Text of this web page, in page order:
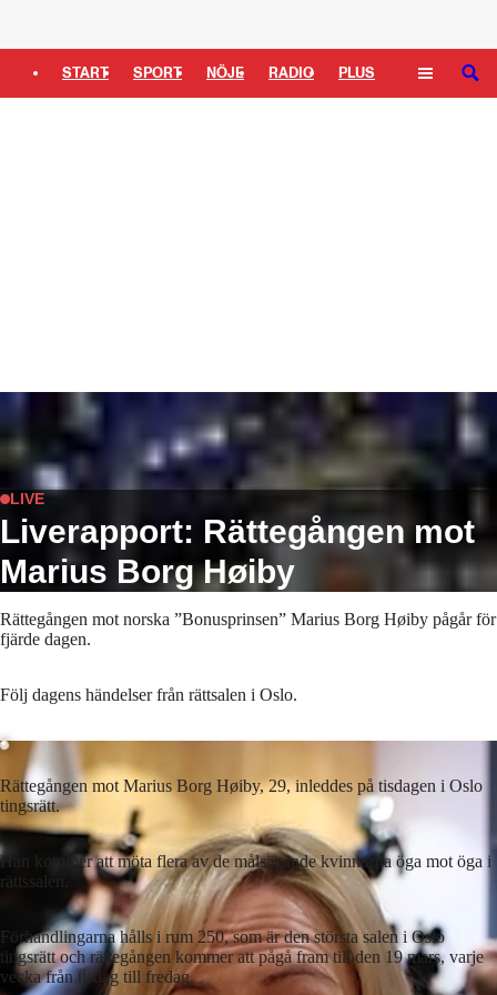
START SPORT NÖJE RADIO PLUS SÖK
LIVE
Liverapport: Rättegången mot
Marius Borg Høiby
Rättegången mot norska ”Bonusprinsen” Marius Borg Høiby pågår för
fjärde dagen.
Följ dagens händelser från rättsalen i Oslo.
Laddar ...
Rättegången mot Marius Borg Høiby, 29, inleddes på tisdagen i Oslo
tingsrätt.
Han kommer att möta flera av de målsägande kvinnorna öga mot öga i
rättssalen.
Förhandlingarna hålls i rum 250, som är den största salen i Oslo
tingsrätt och rättegången kommer att pågå fram till den 19 mars, varje
vecka från tisdag till fredag.